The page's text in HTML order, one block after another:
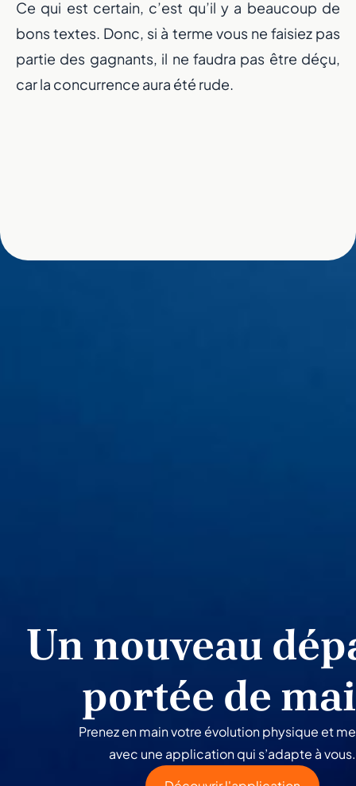
Ce qui est certain, c’est qu’il y a beaucoup de
bons textes. Donc, si à terme vous ne faisiez pas
partie des gagnants, il ne faudra pas être déçu,
car la concurrence aura été rude.
Un nouveau
portée de
Prenez en main votre évolution physique et
avec une application qui s’adapte à vous.